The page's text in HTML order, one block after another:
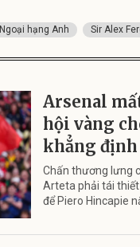
Ngoại hạng Anh Sir Alex
Arsenal
hội vàng
khẳng
Chấn thương lưng
Arteta phải tái
để Piero Hincapie